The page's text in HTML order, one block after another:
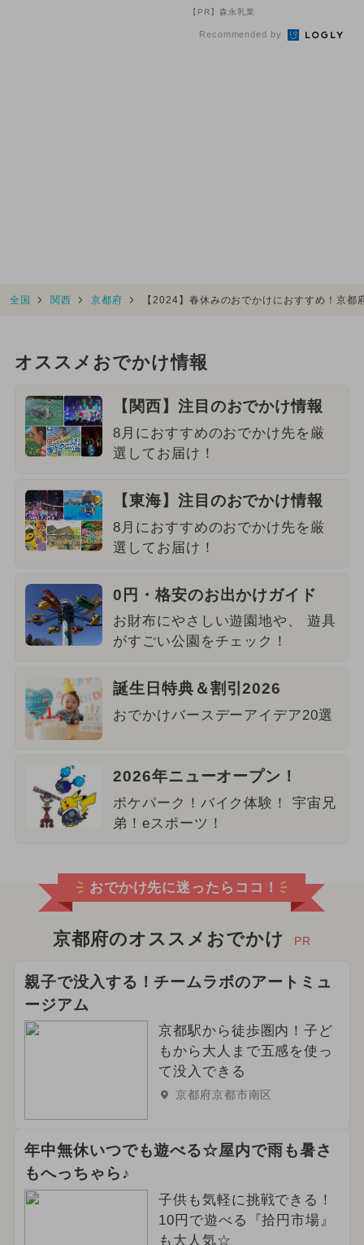
70代続出
【PR】森永乳業
Recommended by
全国 関西 京都府 【2024】春休みのおでかけにおすすめ！京都
オススメおでかけ情報
【関西】注目のおでかけ情報
8月におすすめのおでかけ先を厳
選してお届け！
【東海】注目のおでかけ情報
8月におすすめのおでかけ先を厳
選してお届け！
0円・格安のお出かけガイド
お財布にやさしい遊園地や、 遊具
がすごい公園をチェック！
誕生日特典＆割引2026
おでかけバースデーアイデア20選
2026年ニューオープン！
ポケパーク！バイク体験！ 宇宙兄
弟！eスポーツ！
おでかけ先に迷ったらココ！
京都府のオススメおでかけ PR
親子で没入する！チームラボのアートミュ
ージアム
京都駅から徒歩圏内！子ど
もから大人まで五感を使っ
て没入できる
京都府京都市南区
年中無休いつでも遊べる☆屋内で雨も暑さ
もへっちゃら♪
子供も気軽に挑戦できる！
10円で遊べる『拾円市場』
も大人気☆